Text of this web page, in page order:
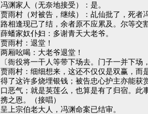
冯渊家人（无奈地接受）：是。
贾雨村（对被告，继续）：乩仙批了，死者
路相逢现已了结，余者原不应累及。尔等交
薛蟠家奴仆妇：多谢青天大老爷。
贾雨村：退堂！
两厢吆喝：大老爷退堂！
〔衙役将一干人等带下场去。门子一并下
贾雨村：细细想来，这还不仅仅是双赢，而
得了这许多烧埋银钱；被告忠心护主亦能获
口恶气；就是英莲么，也算是有了归宿。此
携之恩。（接唱）
呈上宗伯老大人，冯渊命案已结审。